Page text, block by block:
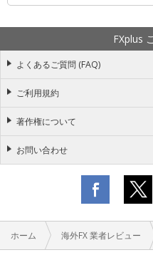
ホーム 海外FX 業者レビュー
FXplus
よくあるご質問 (FAQ)
ご利用規約
著作権について
お問い合わせ